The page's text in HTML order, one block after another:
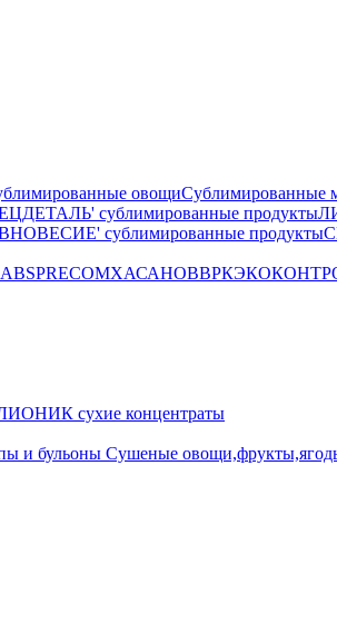
овощиСублимированные
сублимированные продукты
сублимированные продукты
PRECOMХАСАНОВВРК
сухие концентраты
и бульоны Сушеные